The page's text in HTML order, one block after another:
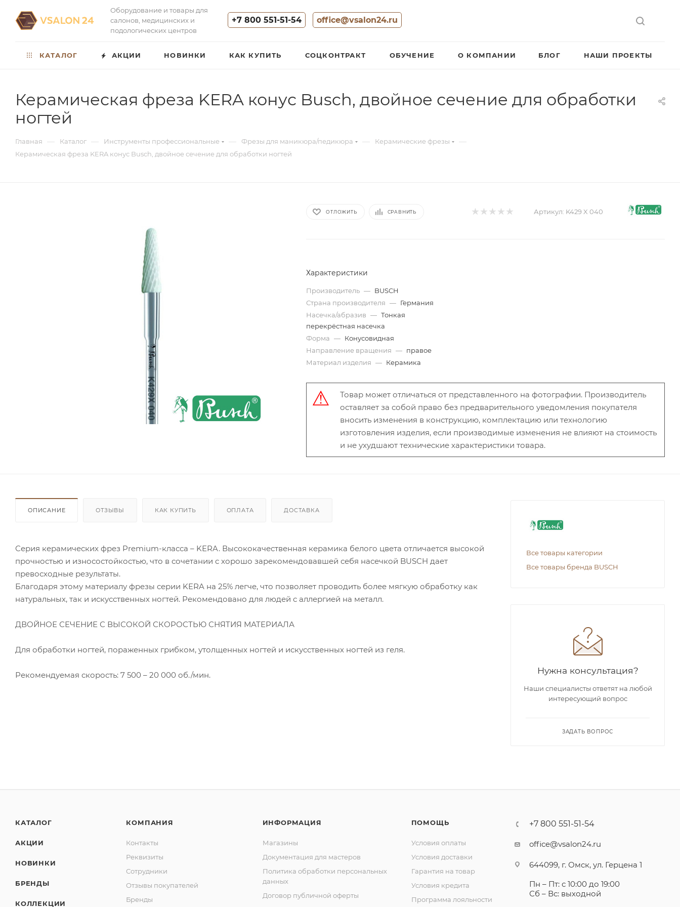
Оборудование и товары для
салонов, медицинских и
подологических центров
+7 800 551-51-54 office@vsalon24.ru
КАТАЛОГ АКЦИИ НОВИНКИ КАК КУПИТЬ СОЦКОНТРАКТ ОБУЧЕНИЕ О КОМПАНИИ БЛОГ НАШИ ПРОЕКТЫ
Керамическая фреза KERA конус Busch, двойное сечение для обработки
ногтей
Главная — Каталог — Инструменты профессиональные — Фрезы для маникюра/педикюра — Керамические фрезы —
Керамическая фреза KERA конус Busch, двойное сечение для обработки ногтей
ОТЛОЖИТЬ СРАВНИТЬ Артикул: K429 X 040
Характеристики
Производитель — BUSCH
Страна производителя — Германия
Насечка/абразив — Тонкая
перекрёстная насечка
Форма — Конусовидная
Направление вращения — правое
Материал изделия — Керамика
Товар может отличаться от представленного на фотографии. Производитель
оставляет за собой право без предварительного уведомления покупателя
вносить изменения в конструкцию, комплектацию или технологию
изготовления изделия, если производимые изменения не влияют на стоимость
и не ухудшают технические характеристики товара.
ОПИСАНИЕ ОТЗЫВЫ КАК КУПИТЬ ОПЛАТА ДОСТАВКА
Серия керамических фрез Premium-класса – KERA. Высококачественная керамика белого цвета отличается высокой
прочностью и износостойкостью, что в сочетании с хорошо зарекомендовавшей себя насечкой BUSCH дает
превосходные результаты.
Благодаря этому материалу фрезы серии KERA на 25% легче, что позволяет проводить более мягкую обработку как
натуральных, так и искусственных ногтей. Рекомендовано для людей с аллергией на металл.
ДВОЙНОЕ СЕЧЕНИЕ С ВЫСОКОЙ СКОРОСТЬЮ СНЯТИЯ МАТЕРИАЛА
Для обработки ногтей, пораженных грибком, утолщенных ногтей и искусственных ногтей из геля.
Рекомендуемая скорость: 7 500 – 20 000 об./мин.
Все товары категории
Все товары бренда BUSCH
Нужна консультация?
Наши специалисты ответят на любой
интересующий вопрос
ЗАДАТЬ ВОПРОС
КАТАЛОГ
АКЦИИ
НОВИНКИ
БРЕНДЫ
КОЛЛЕКЦИИ
КОМПАНИЯ
Контакты
Реквизиты
Сотрудники
Отзывы покупателей
Бренды
ИНФОРМАЦИЯ
Магазины
Документация для мастеров
Политика обработки персональных
данных
Договор публичной оферты
ПОМОЩЬ
Условия оплаты
Условия доставки
Гарантия на товар
Условия кредита
Программа лояльности
+7 800 551-51-54
office@vsalon24.ru
644099, г. Омск, ул. Герцена 1
Пн – Пт: с 10:00 до 19:00
Сб – Вс: выходной